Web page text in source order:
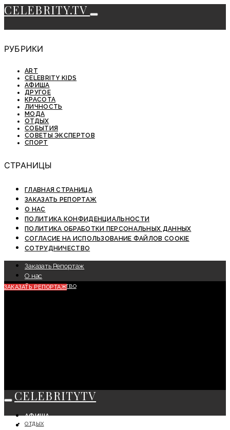
CELEBRITY.TV
РУБРИКИ
ART
CELEBRITY KIDS
АФИША
ДРУГОЕ
КРАСОТА
ЛИЧНОСТЬ
МОДА
ОТДЫХ
СОБЫТИЯ
СОВЕТЫ ЭКСПЕРТОВ
СПОРТ
СТРАНИЦЫ
ГЛАВНАЯ СТРАНИЦА
ЗАКАЗАТЬ РЕПОРТАЖ
О НАС
ПОЛИТИКА КОНФИДЕНЦИАЛЬНОСТИ
ПОЛИТИКА ОБРАБОТКИ ПЕРСОНАЛЬНЫХ ДАННЫХ
СОГЛАСИЕ НА ИСПОЛЬЗОВАНИЕ ФАЙЛОВ COOKIE
СОТРУДНИЧЕСТВО
Заказать Репортаж
О нас
Сотрудничество
ЗАКАЗАТЬ РЕПОРТАЖ
CELEBRITYTV
АФИША
СОБЫТИЯ
ОТДЫХ